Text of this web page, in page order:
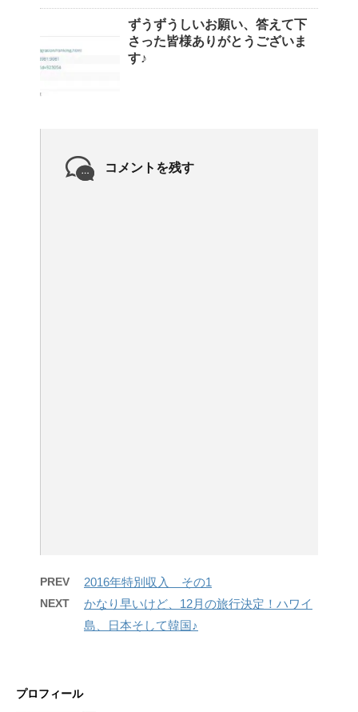
ずうずうしいお願い、答えて下
さった皆様ありがとうございま
す♪
コメントを残す
PREV 2016年特別収入 その1
NEXT
かなり早いけど、12月の旅行決定！ハワイ
島、日本そして韓国♪
プロフィール